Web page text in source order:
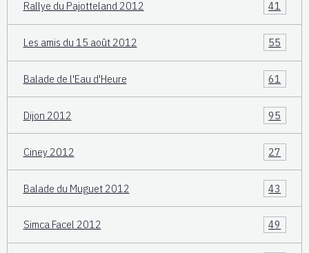
Rallye du Pajotteland 2012 41
Les amis du 15 août 2012 55
Balade de l'Eau d'Heure 61
Dijon 2012 95
Ciney 2012 27
Balade du Muguet 2012 43
Simca Facel 2012 49